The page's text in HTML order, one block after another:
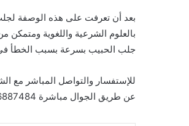
بعد أن تعرفت على هذه الوصفة
بالعلوم الشرعية واللغوية ومتمكن
جلب الحبيب بسرعة بسبب الخطأ
للإستفسار والتواصل المباشر مع
عن طريق الجوال مباشرة 0096176887484